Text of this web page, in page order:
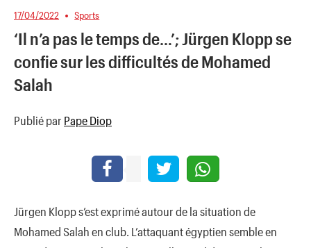
17/04/2022 Sports
‘Il n’a pas le temps de…’; Jürgen Klopp se
confie sur les difficultés de Mohamed
Salah
Publié par Pape Diop
Jürgen Klopp s’est exprimé autour de la situation de
Mohamed Salah en club. L’attaquant égyptien semble en